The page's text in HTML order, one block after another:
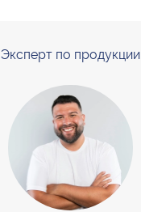
Эксперт по продукции